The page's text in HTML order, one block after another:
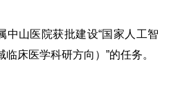
中山医院获批建设“国家人工智
床医学科研方向）”的任务。